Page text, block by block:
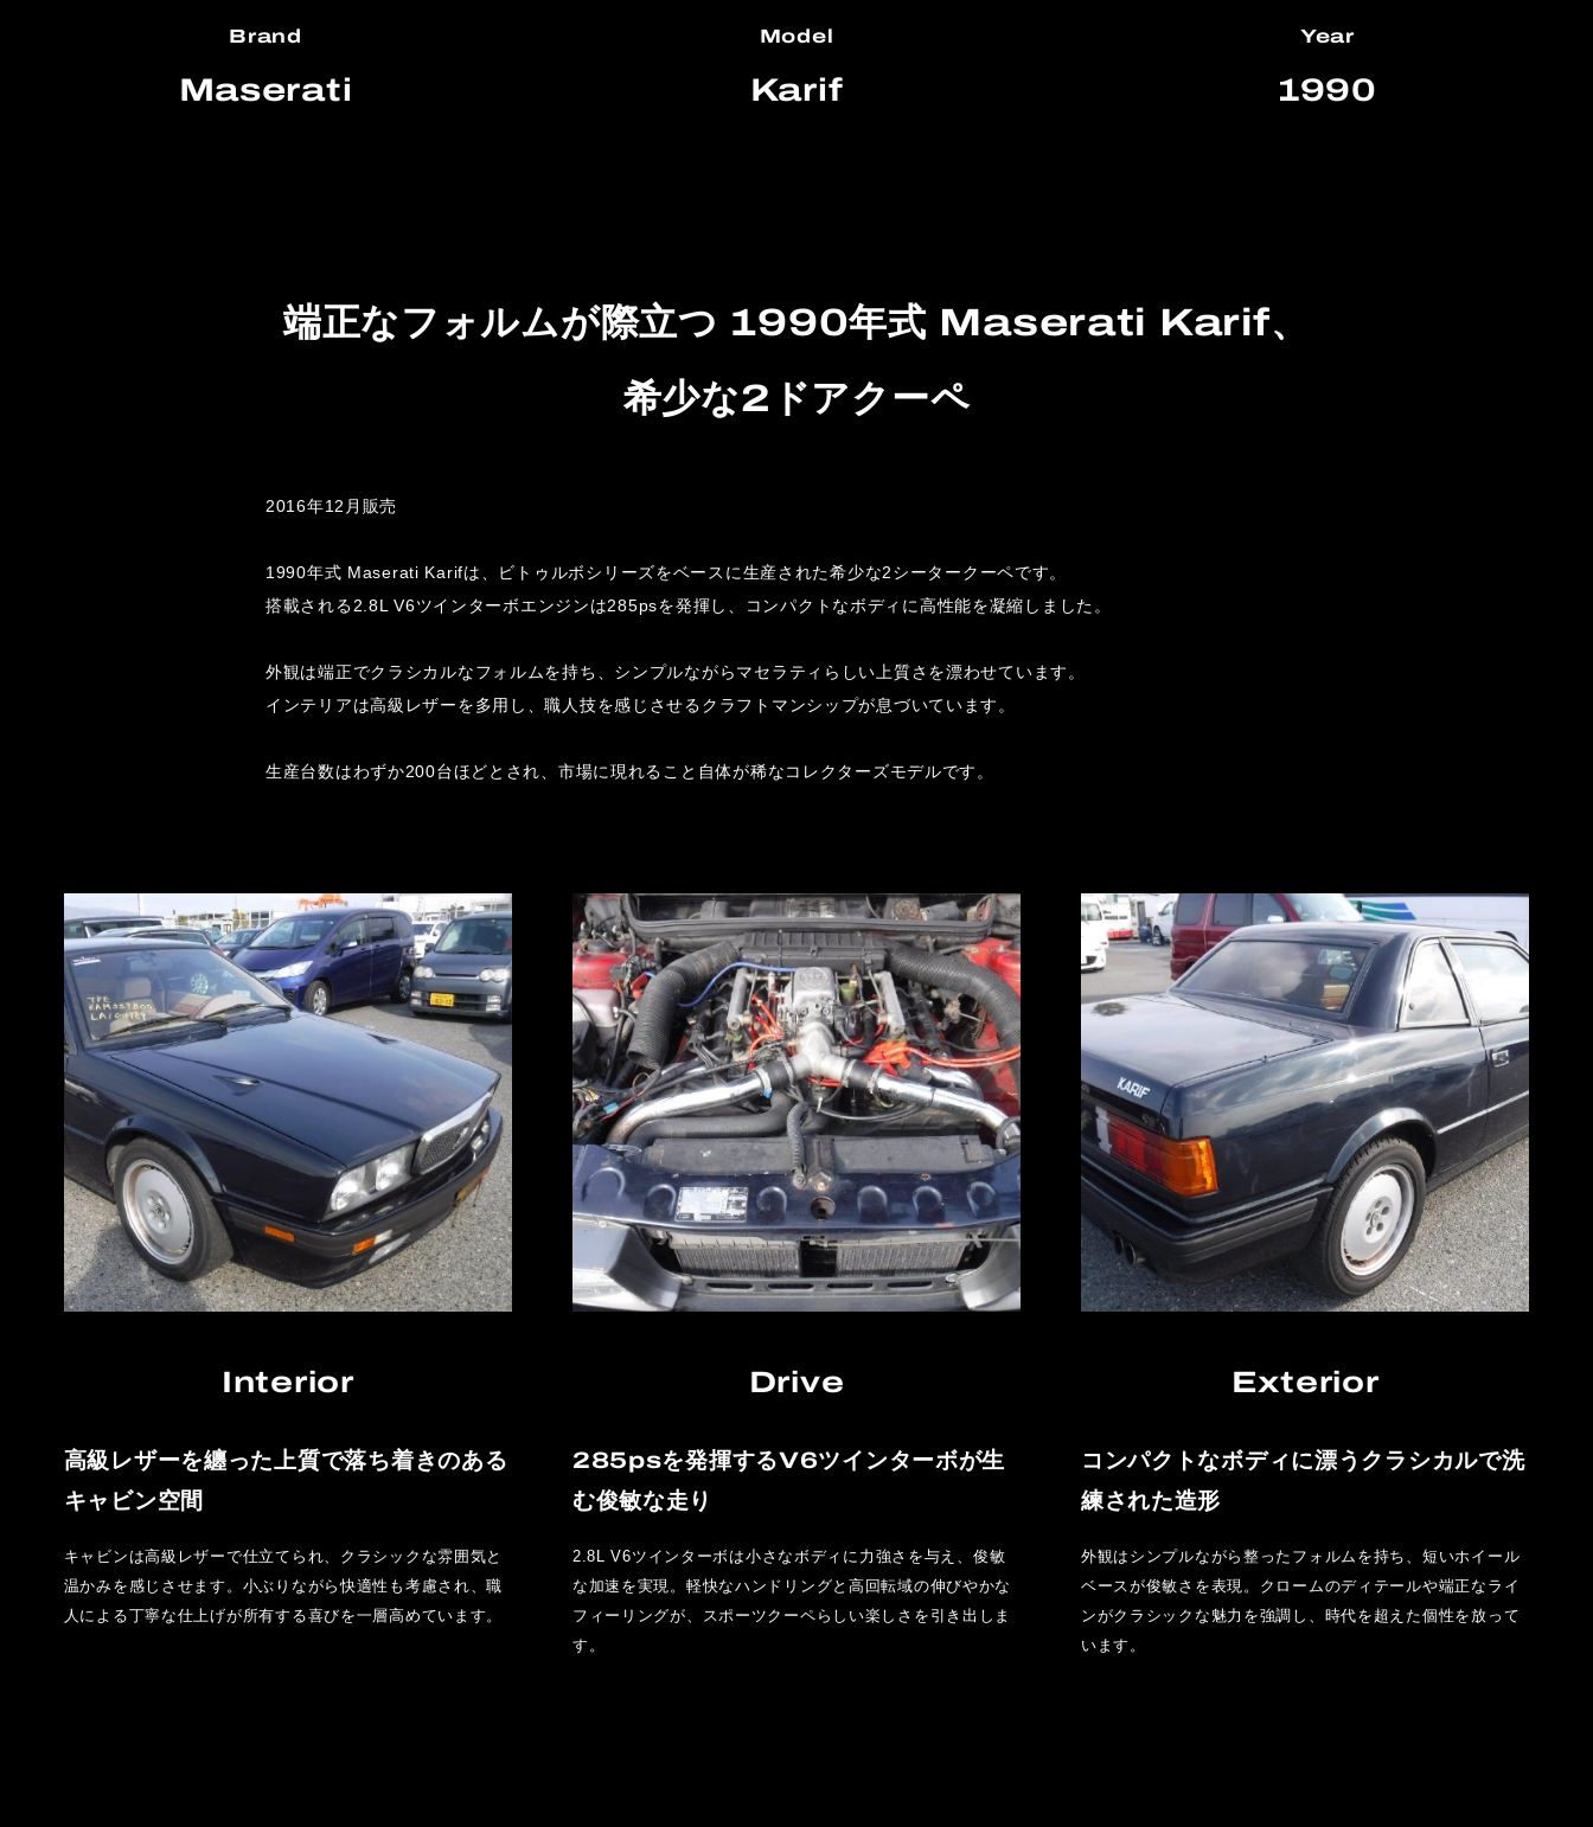
Brand
Maserati
Model
Karif
Year
1990
端正なフォルムが際立つ 1990年式 Maserati Karif、
希少な2ドアクーペ
2016年12月販売
1990年式 Maserati Karifは、ビトゥルボシリーズをベースに生産された希少な2シータークーペです。
搭載される2.8L V6ツインターボエンジンは285psを発揮し、コンパクトなボディに高性能を凝縮しました。
外観は端正でクラシカルなフォルムを持ち、シンプルながらマセラティらしい上質さを漂わせています。
インテリアは高級レザーを多用し、職人技を感じさせるクラフトマンシップが息づいています。
生産台数はわずか200台ほどとされ、市場に現れること自体が稀なコレクターズモデルです。
Interior
高級レザーを纏った上質で落ち着きのある
キャビン空間
キャビンは高級レザーで仕立てられ、クラシックな雰囲気と
温かみを感じさせます。小ぶりながら快適性も考慮され、職
人による丁寧な仕上げが所有する喜びを一層高めています。
Drive
285psを発揮するV6ツインターボが生
む俊敏な走り
2.8L V6ツインターボは小さなボディに力強さを与え、俊敏
な加速を実現。軽快なハンドリングと高回転域の伸びやかな
フィーリングが、スポーツクーペらしい楽しさを引き出しま
す。
Exterior
コンパクトなボディに漂うクラシカルで洗
練された造形
外観はシンプルながら整ったフォルムを持ち、短いホイール
ベースが俊敏さを表現。クロームのディテールや端正なライ
ンがクラシックな魅力を強調し、時代を超えた個性を放って
います。